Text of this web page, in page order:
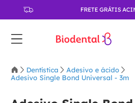
FRETE GRÁTIS
Dentística
Adesivo e ácido
Adesivo Single Bond Universal - 3m